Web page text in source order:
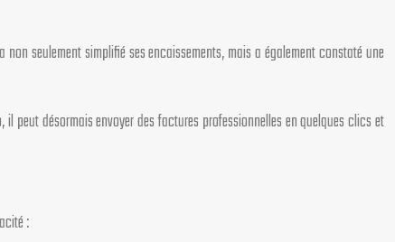
seulement simplifié ses encaissements, mais a également constaté une
peut désormais envoyer des factures professionnelles en quelques clics et
: